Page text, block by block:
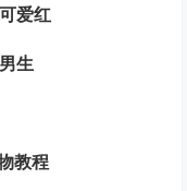
爱红
生
教程